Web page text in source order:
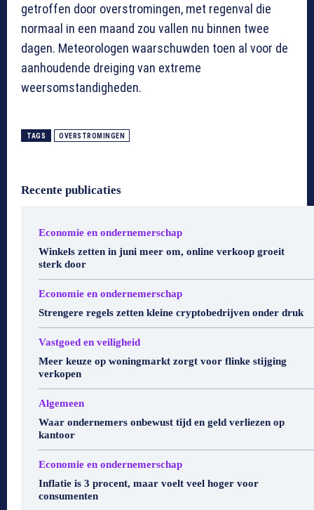
getroffen door overstromingen, met regenval die
normaal in een maand zou vallen nu binnen twee
dagen. Meteorologen waarschuwden toen al voor de
aanhoudende dreiging van extreme
weersomstandigheden.
TAGS OVERSTROMINGEN
Recente publicaties
Economie en ondernemerschap
Winkels zetten in juni meer om, online verkoop groeit
sterk door
Economie en ondernemerschap
Strengere regels zetten kleine cryptobedrijven onder druk
Vastgoed en veiligheid
Meer keuze op woningmarkt zorgt voor flinke stijging
verkopen
Algemeen
Waar ondernemers onbewust tijd en geld verliezen op
kantoor
Economie en ondernemerschap
Inflatie is 3 procent, maar voelt veel hoger voor
consumenten